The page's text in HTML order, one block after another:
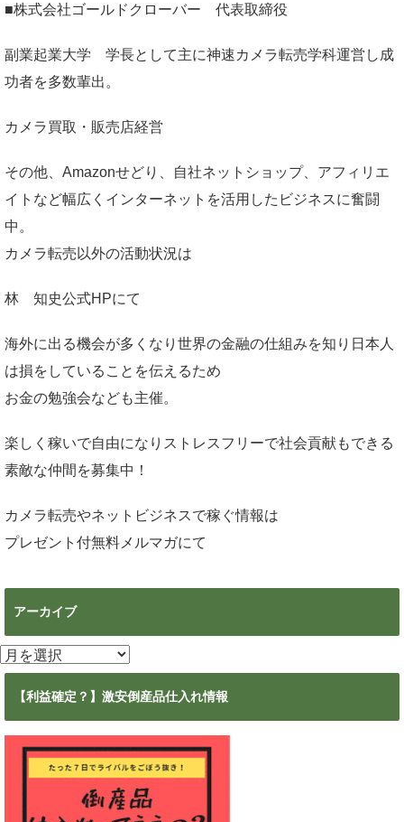
■株式会社ゴールドクローバー 代表取締役
副業起業大学 学長として主に神速カメラ転売学科運営し成
功者を多数輩出。
カメラ買取・販売店経営
その他、Amazonせどり、自社ネットショップ、アフィリエ
イトなど幅広くインターネットを活用したビジネスに奮闘
中。
カメラ転売以外の活動状況は
林 知史公式HPにて
海外に出る機会が多くなり世界の金融の仕組みを知り日本人
は損をしていることを伝えるため
お金の勉強会なども主催。
楽しく稼いで自由になりストレスフリーで社会貢献もできる
素敵な仲間を募集中！
カメラ転売やネットビジネスで稼ぐ情報は
プレゼント付無料メルマガにて
アーカイブ
ア
ー
【利益確定？】激安倒産品仕入れ情報